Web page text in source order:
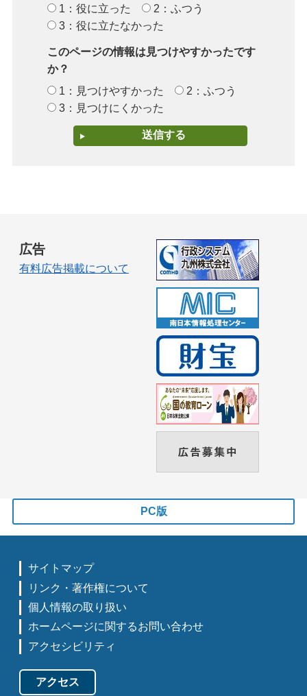
1：役に立った
2：ふつう
3：役に立たなかった
このページの情報は見つけやすかったです
か？
1：見つけやすかった
2：ふつう
3：見つけにくかった
広告
有料広告掲載について
PC版
サイトマップ
リンク・著作権について
個人情報の取り扱い
ホームページに関するお問い合わせ
アクセシビリティ
アクセス